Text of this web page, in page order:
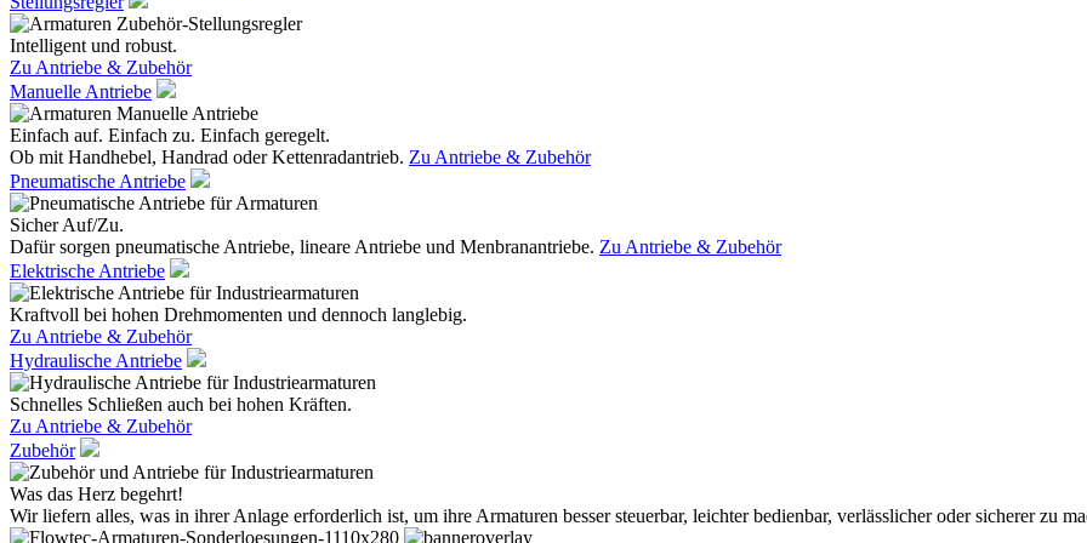
Intelligent und robust.
Zu Antriebe & Zubehör
Manuelle Antriebe
Einfach auf. Einfach zu. Einfach geregelt.
Ob mit Handhebel, Handrad oder Kettenradantrieb. Zu Antriebe & Zubehör
Pneumatische Antriebe
Sicher Auf/Zu.
Dafür sorgen pneumatische Antriebe, lineare Antriebe und Menbranantriebe. Zu Antriebe & Zubehör
Elektrische Antriebe
Kraftvoll bei hohen Drehmomenten und dennoch langlebig.
Zu Antriebe & Zubehör
Hydraulische Antriebe
Schnelles Schließen auch bei hohen Kräften.
Zu Antriebe & Zubehör
Zubehör
Was das Herz begehrt!
Wir liefern alles, was in ihrer Anlage erforderlich ist, um ihre Armaturen besser steuerbar, leichter bedienbar, verlässlicher oder sicherer zu